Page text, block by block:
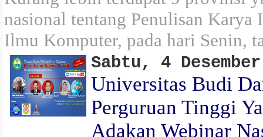
nasional tentang Penulisan
Ilmu Komputer, pada hari Senin,
Sabtu, 4
Universitas Budi
Perguruan Tinggi
Adakan Webinar